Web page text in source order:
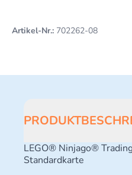
Artikel-Nr.: 702262-08
LEGO® Ninjago®
Standardkarte